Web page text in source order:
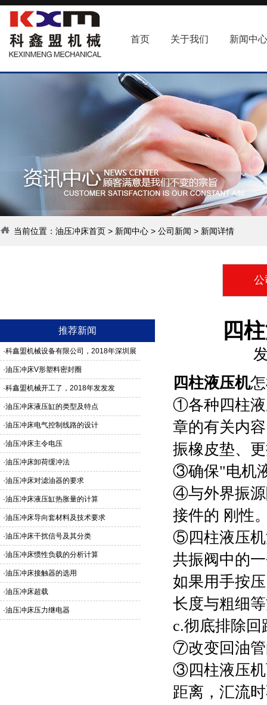
首页 关于我们 新闻中心
当前位置： 油压冲床首页 > 新闻中心 > 公司新闻 > 新闻详情
公
推荐新闻
·科鑫盟机械设备有限公司，2018年深圳展
馆3G24号，欢迎新老客户莅临参观
·油压冲床V形塑料密封圈
·科鑫盟机械开工了，2018年发发发
·油压冲床液压缸的类型及特点
·油压冲床电气控制线路的设计
·油压冲床主令电压
·油压冲床卸荷缓冲法
·油压冲床对滤油器的要求
·油压冲床液压缸热胀量的计算
·油压冲床导向套材料及技术要求
·油压冲床干扰信号及其分类
·油压冲床惯性负载的分析计算
·油压冲床接触器的选用
·油压冲床超载
·油压冲床压力继电器
四
四柱液压机
①各种 四柱
章的有关内
振橡皮垫、
③确保"电机
④与外界振源
接件的 刚性
⑤四柱液压机
共振阀中的
如果用手按
长度与粗细
c.彻底排除
⑦改变回油管
③四柱液压机
距离，汇流